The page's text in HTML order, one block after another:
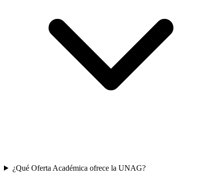
¿Qué Oferta Académica ofrece la UNAG?